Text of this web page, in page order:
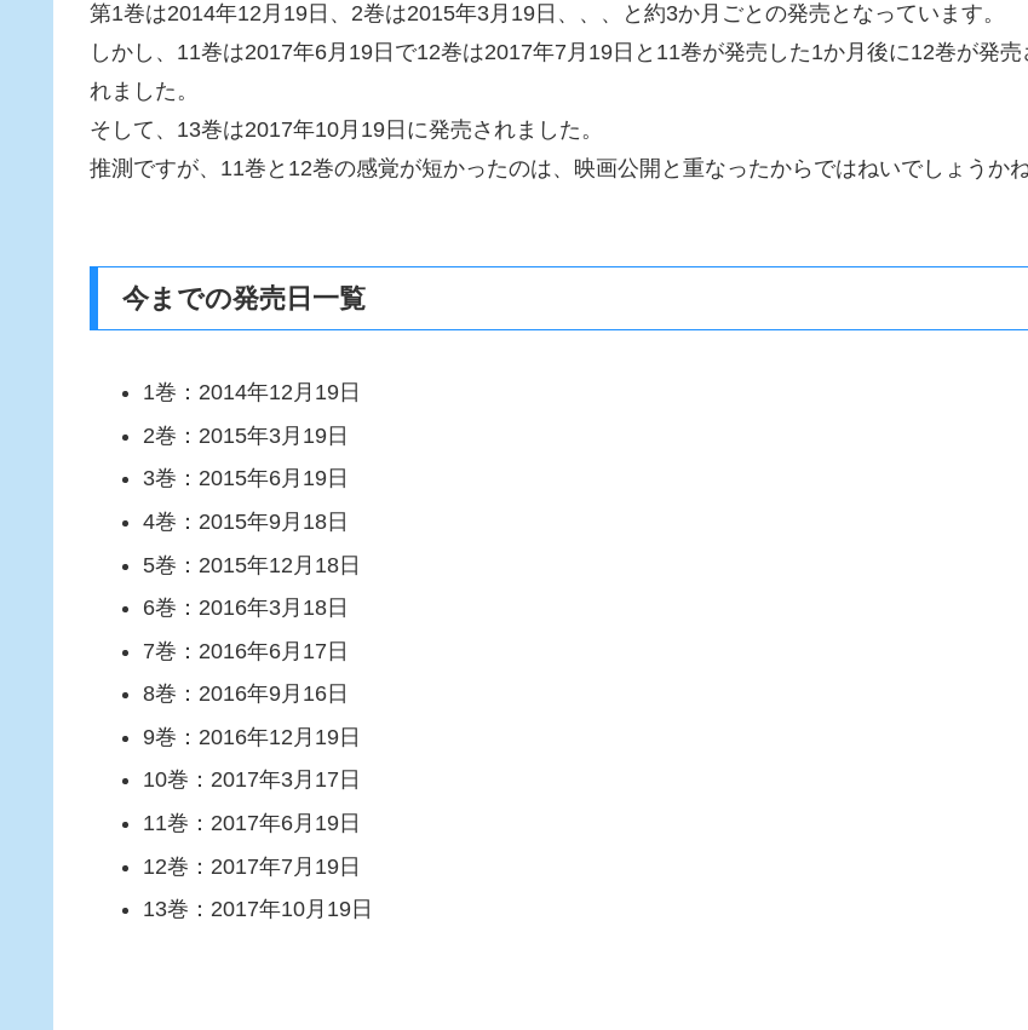
第1巻は2014年12月19日、2巻は2015年3月19日、、、と約3か月ごとの発売となっています。
しかし、11巻は2017年6月19日で12巻は2017年7月19日と11巻が発売した1か月後に12巻が発売
れました。
そして、13巻は2017年10月19日に発売されました。
推測ですが、11巻と12巻の感覚が短かったのは、映画公開と重なったからではねいでしょうかね
今までの発売日一覧
1巻：2014年12月19日
2巻：2015年3月19日
3巻：2015年6月19日
4巻：2015年9月18日
5巻：2015年12月18日
6巻：2016年3月18日
7巻：2016年6月17日
8巻：2016年9月16日
9巻：2016年12月19日
10巻：2017年3月17日
11巻：2017年6月19日
12巻：2017年7月19日
13巻：2017年10月19日